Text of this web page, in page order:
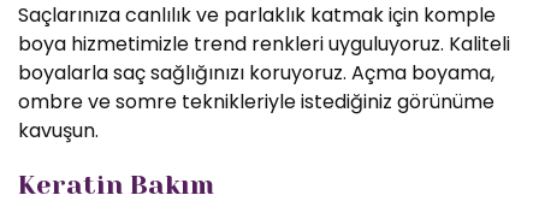
Saçlarınıza canlılık ve parlaklık katmak için komple
boya hizmetimizle trend renkleri uyguluyoruz. Kaliteli
boyalarla saç sağlığınızı koruyoruz. Açma boyama,
ombre ve somre teknikleriyle istediğiniz görünüme
kavuşun.
Keratin Bakım